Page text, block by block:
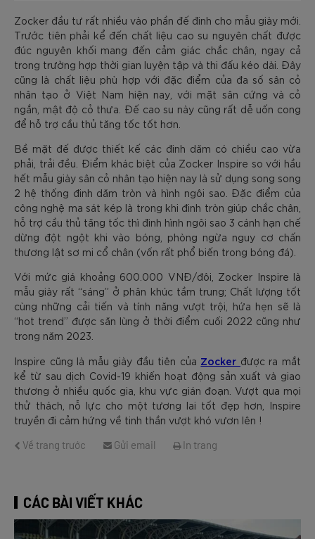
Zocker đầu tư rất nhiều vào phần đế đinh cho mẫu giày mới.
Trước tiên phải kể đến chất liệu cao su nguyên chất được
đúc nguyên khối mang đến cảm giác chắc chân, ngay cả
trong trường hợp thời gian luyện tập và thi đấu kéo dài. Đây
cũng là chất liệu phù hợp với đặc điểm của đa số sân cỏ
nhân tạo ở Việt Nam hiện nay, với mặt sân cứng và cỏ
ngắn, mật độ cỏ thưa. Đế cao su này cũng rất dễ uốn cong
để hỗ trợ cầu thủ tăng tốc tốt hơn.
Bề mặt đế được thiết kế các đinh dăm có chiều cao vừa
phải, trải đều. Điểm khác biệt của Zocker Inspire so với hầu
hết mẫu giày sân cỏ nhân tạo hiện nay là sử dụng song song
2 hệ thống đinh dăm tròn và hình ngôi sao. Đặc điểm của
công nghệ ma sát kép là trong khi đinh tròn giúp chắc chân,
hỗ trợ cầu thủ tăng tốc thì đinh hình ngôi sao 3 cánh hạn chế
dừng đột ngột khi vào bóng, phòng ngừa nguy cơ chấn
thương lật sơ mi cổ chân (vốn rất phổ biến trong bóng đá).
Với mức giá khoảng 600.000 VNĐ/đôi, Zocker Inspire là
mẫu giày rất “sáng” ở phân khúc tầm trung; Chất lượng tốt
cùng những cải tiến và tính năng vượt trội, hứa hẹn sẽ là
“hot trend” được săn lùng ở thời điểm cuối 2022 cũng như
trong năm 2023.
Inspire cũng là mẫu giày đầu tiên của Zocker được ra mắt
kể từ sau dịch Covid-19 khiến hoạt động sản xuất và giao
thương ở nhiều quốc gia, khu vực gián đoạn. Vượt qua mọi
thử thách, nỗ lực cho một tương lai tốt đẹp hơn, Inspire
truyền đi cảm hứng về tinh thần vượt khó vươn lên !
Về trang trước
Gửi email In trang
CÁC BÀI VIẾT KHÁC